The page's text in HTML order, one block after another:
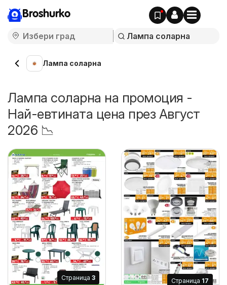
Broshurko
Лампа соларна
Лампа соларна на промоция -
Най-евтината цена през Август
2026 📉
Cтраница 3 Cтраница 17